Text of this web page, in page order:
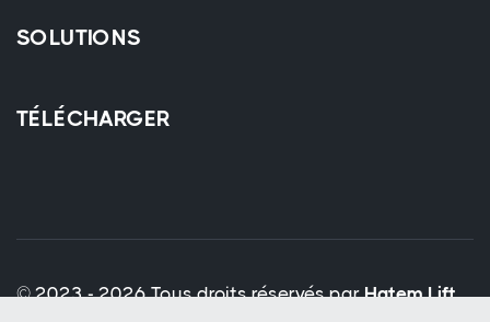
SOLUTIONS
TÉLÉCHARGER
© 2023 - 2026 Tous droits réservés parHatem Lift